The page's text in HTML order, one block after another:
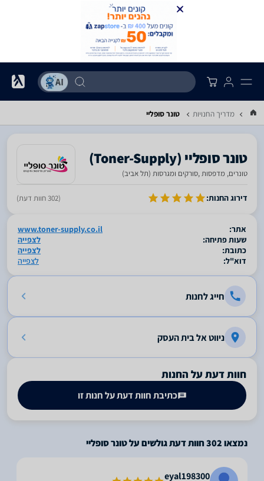
מדריך החנויות טונר סופליי
טונרים, מדפסות ,סורקים ומגרסות (תל אביב)
דירוג החנות: (302 חוות דעת)
אתר:
www.toner-supply.co.il
שעות פתיחה:
לצפייה
כתובת:
לצפייה
דוא"ל:
לצפייה
חייג לחנות
ניווט אל בית העסק
חוות דעת על החנות
כתיבת חוות דעת על חנות זו
סגור
נמצאו302חוות דעת גולשים על טונר סופליי
eyal198300